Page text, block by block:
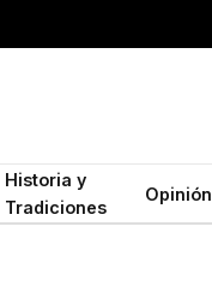
Historia y
Tradiciones
Opinión